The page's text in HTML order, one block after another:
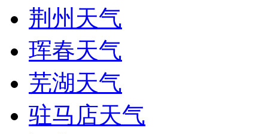
荆州天气
珲春天气
芜湖天气
驻马店天气